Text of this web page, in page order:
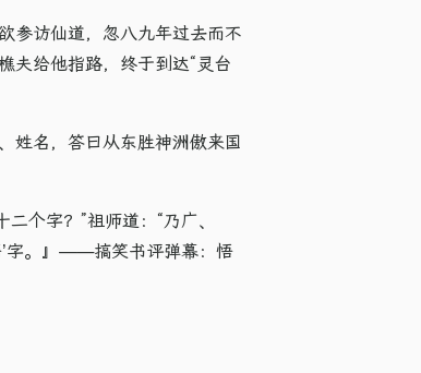
参访仙道，忽八九年过去而不
夫给他指路，终于到达“灵台
姓名，答曰从东胜神洲傲来国
个字？​”祖师道：​“乃广、
’字。』——搞笑书评弹幕：悟